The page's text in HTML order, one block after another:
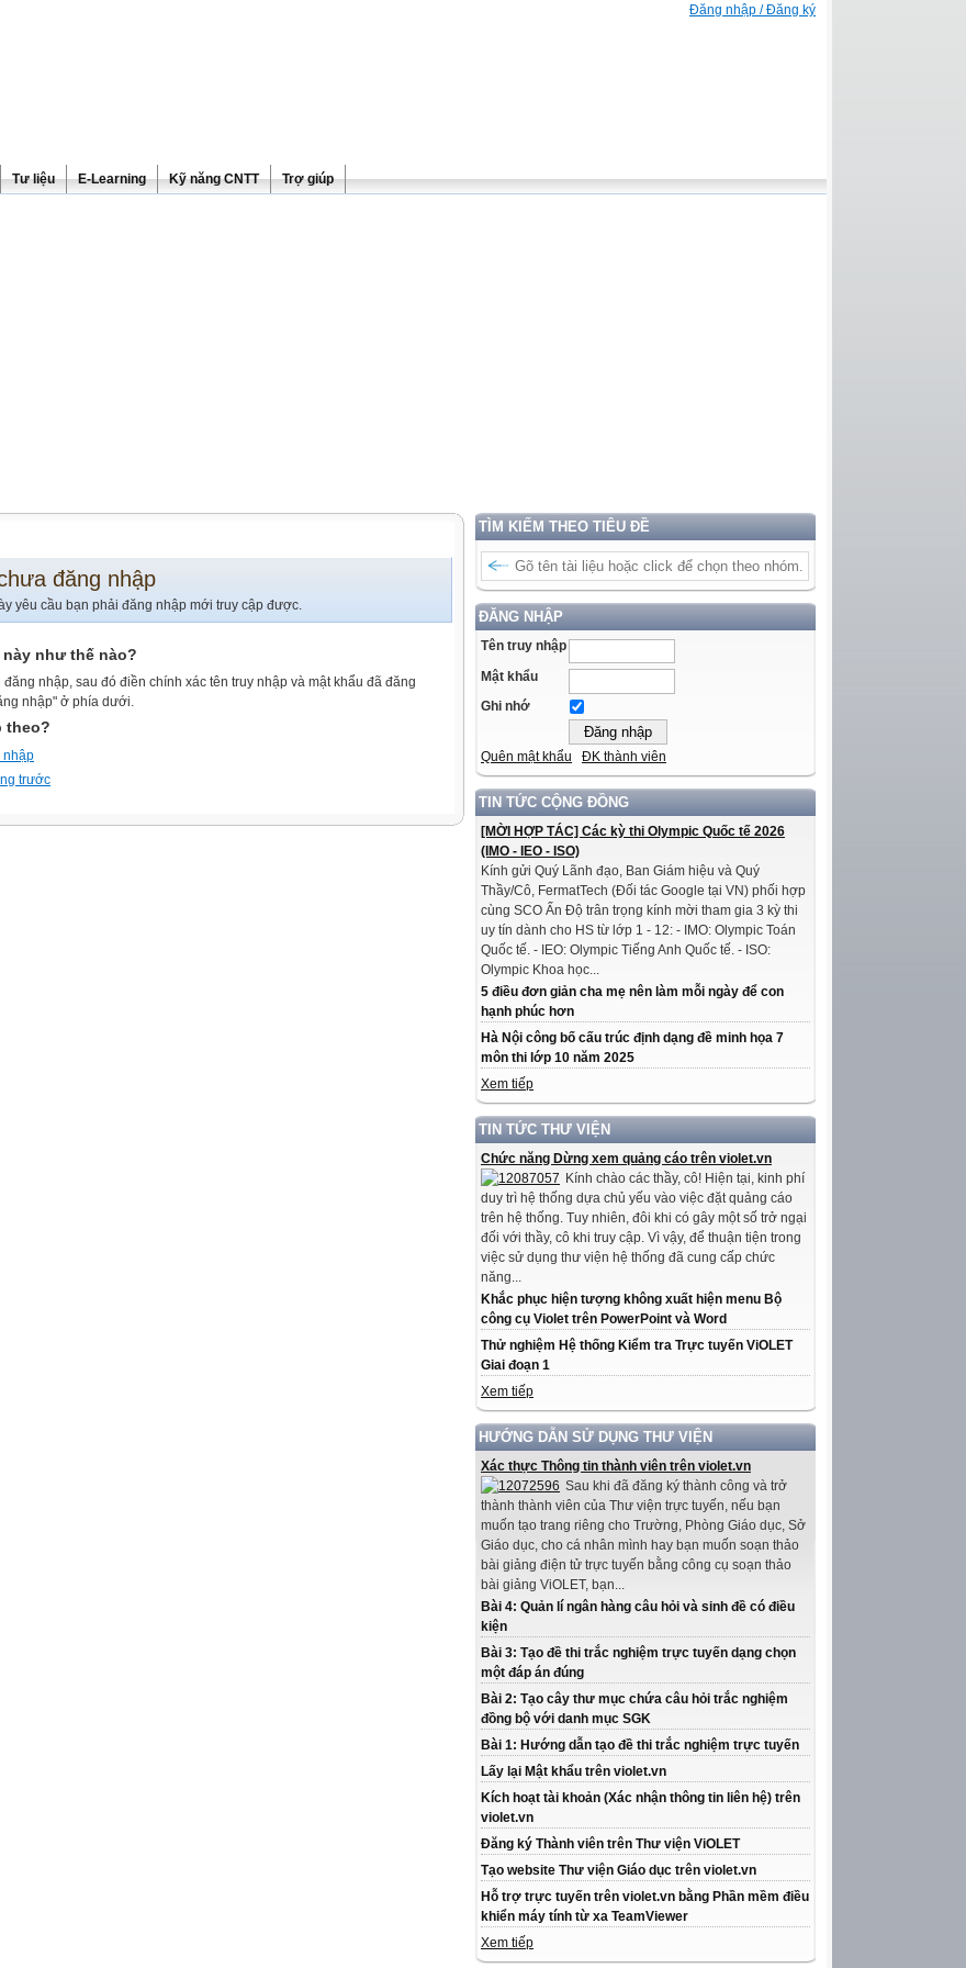
Đăng nhập / Đăng ký
Tư liệu E-Learning Kỹ năng CNTT Trợ giúp
TÌM KIẾM THEO TIÊU ĐỀ
ĐĂNG NHẬP
Tên truy nhập
Mật khẩu
Ghi nhớ
Quên mật khẩu ĐK thành viên
TIN TỨC CỘNG ĐỒNG
[MỜI HỢP TÁC] Các kỳ thi Olympic Quốc tế 2026
(IMO - IEO - ISO)
Kính gửi Quý Lãnh đạo, Ban Giám hiệu và Quý
Thầy/Cô, FermatTech (Đối tác Google tại VN) phối hợp
cùng SCO Ấn Độ trân trọng kính mời tham gia 3 kỳ thi
uy tín dành cho HS từ lớp 1 - 12: - IMO: Olympic Toán
Quốc tế. - IEO: Olympic Tiếng Anh Quốc tế. - ISO:
Olympic Khoa học...
5 điều đơn giản cha mẹ nên làm mỗi ngày để con
hạnh phúc hơn
Hà Nội công bố cấu trúc định dạng đề minh họa 7
môn thi lớp 10 năm 2025
Xem tiếp
TIN TỨC THƯ VIỆN
Chức năng Dừng xem quảng cáo trên violet.vn
Kính chào các thầy, cô! Hiện tại, kinh phí
duy trì hệ thống dựa chủ yếu vào việc đặt quảng cáo
trên hệ thống. Tuy nhiên, đôi khi có gây một số trở ngại
đối với thầy, cô khi truy cập. Vì vậy, để thuận tiện trong
việc sử dụng thư viện hệ thống đã cung cấp chức
năng...
Khắc phục hiện tượng không xuất hiện menu Bộ
công cụ Violet trên PowerPoint và Word
Thử nghiệm Hệ thống Kiểm tra Trực tuyến ViOLET
Giai đoạn 1
Xem tiếp
HƯỚNG DẪN SỬ DỤNG THƯ VIỆN
Xác thực Thông tin thành viên trên violet.vn
Sau khi đã đăng ký thành công và trở
thành thành viên của Thư viện trực tuyến, nếu bạn
muốn tạo trang riêng cho Trường, Phòng Giáo dục, Sở
Giáo dục, cho cá nhân mình hay bạn muốn soạn thảo
bài giảng điện tử trực tuyến bằng công cụ soạn thảo
bài giảng ViOLET, bạn...
Bài 4: Quản lí ngân hàng câu hỏi và sinh đề có điều
kiện
Bài 3: Tạo đề thi trắc nghiệm trực tuyến dạng chọn
một đáp án đúng
Bài 2: Tạo cây thư mục chứa câu hỏi trắc nghiệm
đồng bộ với danh mục SGK
Bài 1: Hướng dẫn tạo đề thi trắc nghiệm trực tuyến
Lấy lại Mật khẩu trên violet.vn
Kích hoạt tài khoản (Xác nhận thông tin liên hệ) trên
violet.vn
Đăng ký Thành viên trên Thư viện ViOLET
Tạo website Thư viện Giáo dục trên violet.vn
Hỗ trợ trực tuyến trên violet.vn bằng Phần mềm điều
khiển máy tính từ xa TeamViewer
Xem tiếp
đăng nhập
yêu cầu bạn phải đăng nhập mới truy cập được.
như thế nào?
đăng nhập, sau đó điền chính xác tên truy nhập và mật khẩu đã đăng
nhập" ở phía dưới.
theo?
nhập
trước